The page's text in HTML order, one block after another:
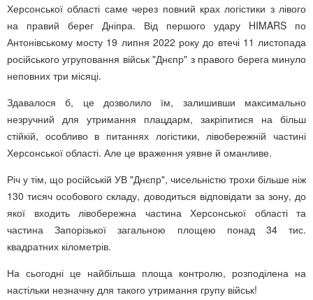
Херсонської області саме через повний крах логістики з лівого
на правий берег Дніпра. Від першого удару HIMARS по
Антонівському мосту 19 липня 2022 року до втечі 11 листопада
російського угруповання військ "Днєпр" з правого берега минуло
неповних три місяці.
Здавалося б, це дозволило їм, залишивши максимально
незручний для утримання плацдарм, закріпитися на більш
стійкій, особливо в питаннях логістики, лівобережній частині
Херсонської області. Але це враження уявне й оманливе.
Річ у тім, що російській УВ "Днєпр", чисельністю трохи більше ніж
130 тисяч особового складу, доводиться відповідати за зону, до
якої входить лівобережна частина Херсонської області та
частина Запорізької загальною площею понад 34 тис.
квадратних кілометрів.
На сьогодні це найбільша площа контролю, розподілена на
настільки незначну для такого утримання групу військ!